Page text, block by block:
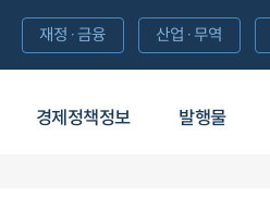
경제정책정보 발행물
재정·금융 산업·무역